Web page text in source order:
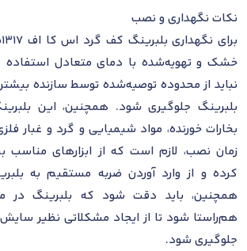
نکات نگهداری و نصب
خشک و تهویه‌شده با دمای متعادل استفاده
نباید از محدوده توصیه‌شده توسط سازنده
بلبرینگ جلوگیری شود. همچنین، این
بخارات خورنده، مواد شیمیایی و گرد و غبار
زمان نصب، لازم است که از ابزارهای مناسب
کرده و از وارد آوردن ضربه مستقیم به
همچنین، باید دقت شود که بلبرینگ در
هم‌راستا شود تا از ایجاد مشکلاتی نظیر
جلوگیری شود.